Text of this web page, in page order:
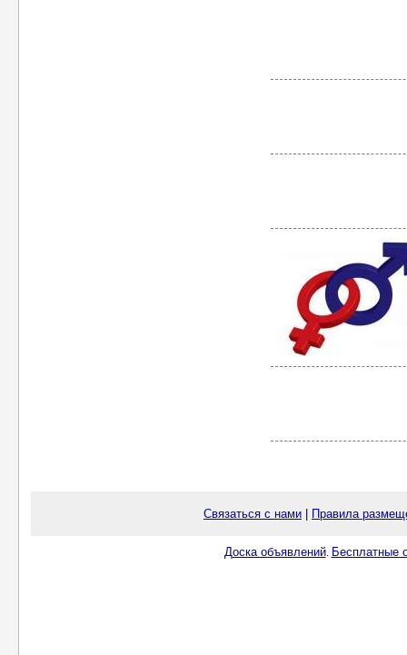
Связаться с нами Правила
Доска объявлений. Бесплатные